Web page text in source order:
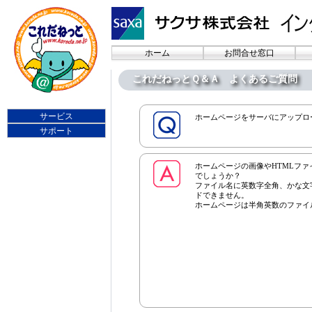
ホーム お問合せ窓口
これだねっとＱ＆Ａ よくあるご質問
ホームページをサーバにアップ
ホームページの画像やHTMLフ
でしょうか？
ファイル名に英数字全角、かな
ドできません。
ホームページは半角英数のファ
サービス
サポート